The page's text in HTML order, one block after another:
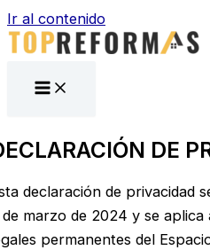
Ir al contenido
DE
declaración de privacidad
marzo de 2024 y se aplica
permanentes del